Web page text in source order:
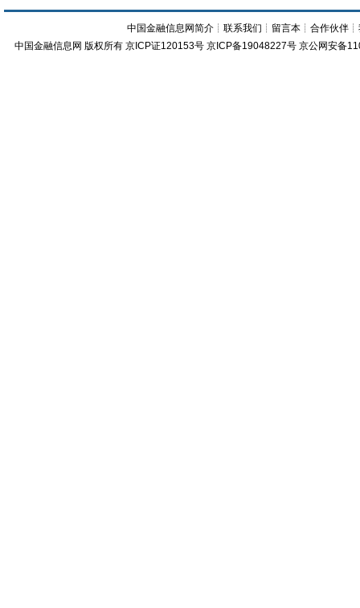
中国金融信息网简介 ┊联系我们 ┊ 留言本 ┊合作伙伴 ┊
中国金融信息网 版权所有 京ICP证120153号 京ICP备19048227号 京公网安备